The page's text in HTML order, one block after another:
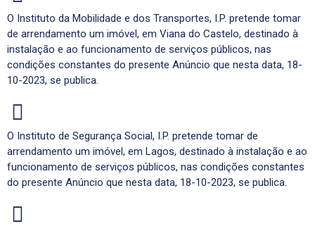
O Instituto da Mobilidade e dos Transportes, I.P. pretende tomar
de arrendamento um imóvel, em Viana do Castelo, destinado à
instalação e ao funcionamento de serviços públicos, nas
condições constantes do presente Anúncio que nesta data, 18-
10-2023, se publica.
O Instituto de Segurança Social, I.P. pretende tomar de
arrendamento um imóvel, em Lagos, destinado à instalação e ao
funcionamento de serviços públicos, nas condições constantes
do presente Anúncio que nesta data, 18-10-2023, se publica.